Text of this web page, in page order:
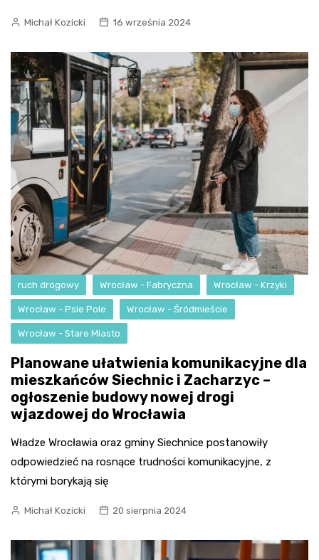
Michał Kozicki 16 września 2024
ruch drogowy Wrocław - Fabryczna Wrocław - Krzyki
Wrocław - Psie Pole Wrocław - Śródmieście
Wrocław - Stare Miasto
Planowane ułatwienia komunikacyjne dla
mieszkańców Siechnic i Zacharzyc –
ogłoszenie budowy nowej drogi
wjazdowej do Wrocławia
Władze Wrocławia oraz gminy Siechnice postanowiły
odpowiedzieć na rosnące trudności komunikacyjne, z
którymi borykają się
Michał Kozicki 20 sierpnia 2024